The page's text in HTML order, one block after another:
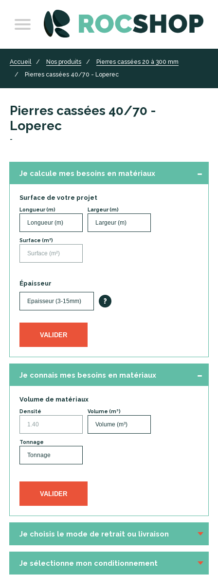
Accueil Nos produits
Pierres cassées 20 à 300 mm
Pierres cassées 40/70 - Loperec
Pierres cassées 40/70 -
Loperec
-
Je calcule mes besoins en matériaux
Surface de votre projet
Longueur (m) Largeur (m)
Surface (m²)
Épaisseur
?
VALIDER
Je connais mes besoins en matériaux
Volume de matériaux
Densité Volume (m³)
Tonnage
VALIDER
Je choisis le mode de retrait ou livraison
Je sélectionne mon conditionnement